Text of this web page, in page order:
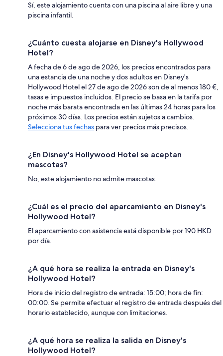
Sí, este alojamiento cuenta con una piscina al aire libre y una
piscina infantil.
¿Cuánto cuesta alojarse en Disney's Hollywood
Hotel?
A fecha de 6 de ago de 2026, los precios encontrados para
una estancia de una noche y dos adultos en Disney's
Hollywood Hotel el 27 de ago de 2026 son de al menos 180 €,
tasas e impuestos incluidos. El precio se basa en la tarifa por
noche más barata encontrada en las últimas 24 horas para los
próximos 30 días. Los precios están sujetos a cambios.
Selecciona tus fechas para ver precios más precisos.
¿En Disney's Hollywood Hotel se aceptan
mascotas?
No, este alojamiento no admite mascotas.
¿Cuál es el precio del aparcamiento en Disney's
Hollywood Hotel?
El aparcamiento con asistencia está disponible por 190 HKD
por día.
¿A qué hora se realiza la entrada en Disney's
Hollywood Hotel?
Hora de inicio del registro de entrada: 15:00; hora de fin:
00:00. Se permite efectuar el registro de entrada después del
horario establecido, aunque con limitaciones.
¿A qué hora se realiza la salida en Disney's
Hollywood Hotel?